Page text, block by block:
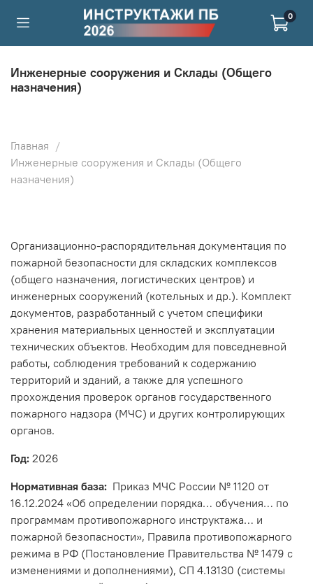
0
Инженерные сооружения и Склады (Общего
назначения)
Главная
Инженерные сооружения и Склады (Общего
назначения)
Организационно-распорядительная документация по
пожарной безопасности для складских комплексов
(общего назначения, логистических центров) и
инженерных сооружений (котельных и др.). Комплект
документов, разработанный с учетом специфики
хранения материальных ценностей и эксплуатации
технических объектов. Необходим для повседневной
работы, соблюдения требований к содержанию
территорий и зданий, а также для успешного
прохождения проверок органов государственного
пожарного надзора (МЧС) и других контролирующих
органов.
Год: 2026
Нормативная база: Приказ МЧС России № 1120 от
16.12.2024 «Об определении порядка… обучения… по
программам противопожарного инструктажа… и
пожарной безопасности», Правила противопожарного
режима в РФ (Постановление Правительства № 1479 с
изменениями и дополнениями), СП 4.13130 (системы